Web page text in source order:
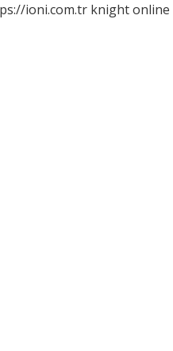
ioni.com.tr knight online